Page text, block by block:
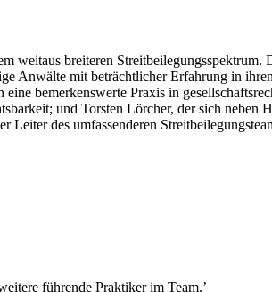
weitaus breiteren Streitbeilegungsspektrum.
Anwälte mit beträchtlicher Erfahrung in
bemerkenswerte Praxis in
und Torsten Lörcher, der sich neben
des umfassenderen
führende Praktiker im Team.’